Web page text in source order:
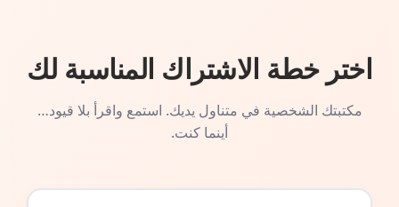
اختر خطة الاشتراك المناسبة لك
مكتبتك الشخصية في متناول يديك. استمع واقرأ بلا قيود…
أينما كنت.